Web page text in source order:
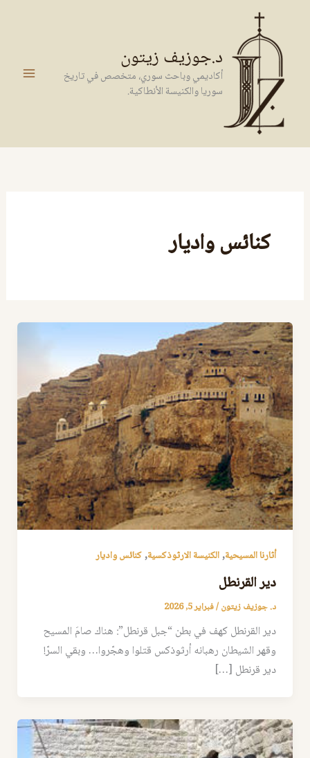
المحتوى
د.جوزيف زيتون
أكاديمي وباحث سوري، متخصص في تاريخ
سوريا والكنيسة الأنطاكية.
كنائس واديار
أثارنا المسيحية,الكنيسة الارثوذكسية,كنائس واديار
دير القرنطل
د. جوزيف زيتون/فبراير 5, 2026
دير القرنطل كهف في بطن “جبل قرنطل”: هناك صامَ المسيح
وقهر الشيطان رهبانه أرثوذكس قتلوا وهجّروا… وبقي السرّ!
دير قرنطل […]